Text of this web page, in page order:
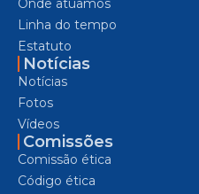
Onde atuamos
Linha do tempo
Estatuto
Notícias
Notícias
Fotos
Vídeos
Comissões
Comissão ética
Código ética